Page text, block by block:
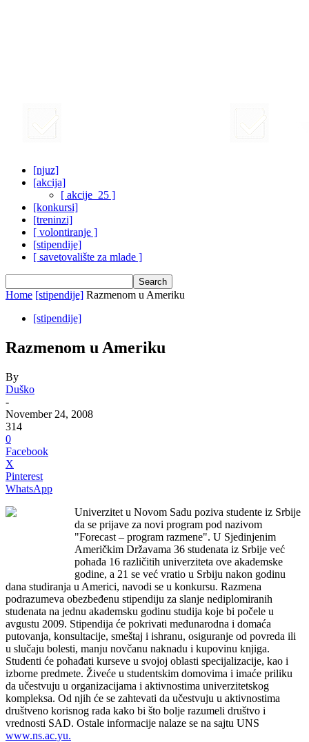
[njuz]
[akcija]
[ akcije_25 ]
[konkursi]
[treninzi]
[ volontiranje ]
[stipendije]
[ savetovalište za mlade ]
Home [stipendije] Razmenom u Ameriku
[stipendije]
Razmenom u Ameriku
By
Duško
-
November 24, 2008
314
0
Facebook
X
Pinterest
WhatsApp
Univerzitet u Novom Sadu poziva studente iz Srbije
da se prijave za novi program pod nazivom
"Forecast – program razmene". U Sjedinjenim
Američkim Državama 36 studenata iz Srbije već
pohađa 16 različitih univerziteta ove akademske
godine, a 21 se već vratio u Srbiju nakon godinu
dana studiranja u Americi, navodi se u konkursu. Razmena
podrazumeva obezbeđenu stipendiju za slanje nediplomiranih
studenata na jednu akademsku godinu studija koje bi počele u
avgustu 2009. Stipendija će pokrivati međunarodna i domaća
putovanja, konsultacije, smeštaj i ishranu, osiguranje od povreda ili
u slučaju bolesti, manju novčanu naknadu i kupovinu knjiga.
Studenti će pohađati kurseve u svojoj oblasti specijalizacije, kao i
izborne predmete. Živeće u studentskim domovima i imaće priliku
da učestvuju u organizacijama i aktivnostima univerzitetskog
kompleksa. Od njih će se zahtevati da učestvuju u aktivnostima
društveno korisnog rada kako bi što bolje razumeli društvo i
vrednosti SAD. Ostale informacije nalaze se na sajtu UNS
www.ns.ac.yu.